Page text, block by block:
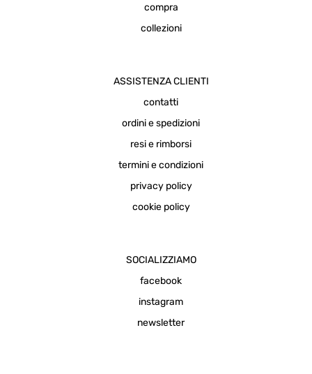
compra
collezioni
ASSISTENZA CLIENTI
contatti
ordini e spedizioni
resi e rimborsi
termini e condizioni
privacy policy
cookie policy
SOCIALIZZIAMO
facebook
instagram
newsletter